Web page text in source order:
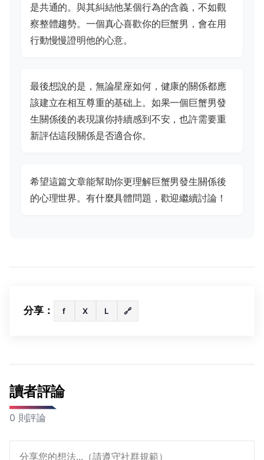
是共通的。與其糾結他某個行為的含義，不如觀
察整體趨勢。一個真心喜歡你的巨蟹男，會在用
行動慢慢證明他的心意。
最後想說的是，無論星座如何，健康的關係都應
該建立在相互尊重的基础上。如果一個巨蟹男發
生關係後的表現讓你持續感到不安，也許需要重
新評估這段關係是否適合你。
希望這篇文章能幫助你更理解巨蟹男發生關係後
的心理世界。有什麼具體問題，歡迎繼續討論！
分享： f X L 🔗
讀者評論
0 則評論